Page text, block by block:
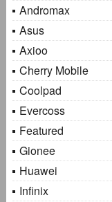
Andromax
Asus
Axioo
Cherry Mobile
Coolpad
Evercoss
Featured
Gionee
Huawei
Infinix